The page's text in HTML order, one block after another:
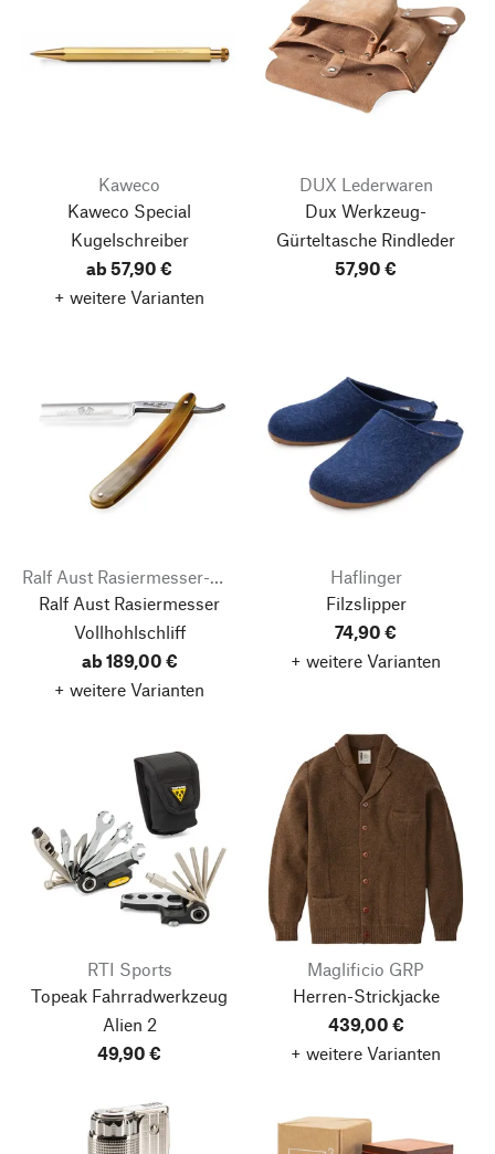
Kaweco
Kaweco Special
Kugelschreiber
ab 57,90 €
+ weitere Varianten
DUX Lederwaren
Dux Werkzeug-
Gürteltasche Rindleder
57,90 €
Ralf Aust Rasiermesser-Manufaktur
Ralf Aust Rasiermesser
Vollhohlschliff
ab 189,00 €
+ weitere Varianten
Haflinger
Filzslipper
74,90 €
+ weitere Varianten
RTI Sports
Topeak Fahrradwerkzeug
Alien 2
49,90 €
Maglificio GRP
Herren-Strickjacke
439,00 €
+ weitere Varianten